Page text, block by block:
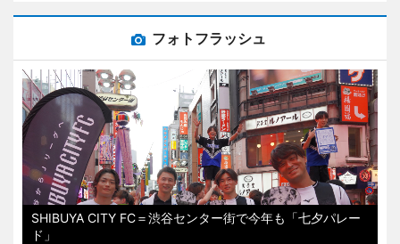
フォトフラッシュ
SHIBUYA CITY FC＝渋谷センター街で今年も「七夕パレー
ド」